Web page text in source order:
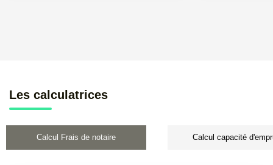
Les calculatrices
Calcul Frais de notaire Calcul capacité